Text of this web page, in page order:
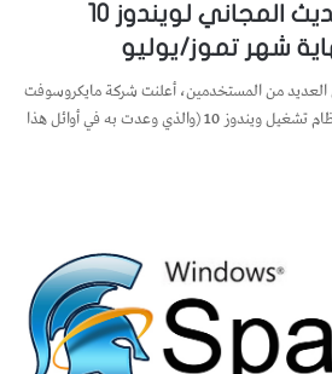
بشكلٍ رسمي: التحديث المجاني لويندوز 10
شهر تموز/يوليو
العديد من المستخدمين، أعلنت شركة مايكروسوفت
أنها ستطرح التحديث المجاني لنظام تشغيل ويندوز 10 (والذي وعدت به في أوائل هذا